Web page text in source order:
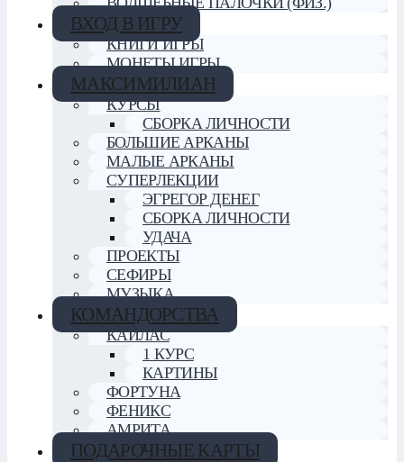
ВХОД В ИГРУ
КНИГИ ИГРЫ
МОНЕТЫ ИГРЫ
МАКСИМИЛИАН
КУРСЫ
СБОРКА ЛИЧНОСТИ
БОЛЬШИЕ АРКАНЫ
МАЛЫЕ АРКАНЫ
СУПЕРЛЕКЦИИ
ЭГРЕГОР ДЕНЕГ
СБОРКА ЛИЧНОСТИ
УДАЧА
ПРОЕКТЫ
СЕФИРЫ
МУЗЫКА
КОМАНДОРСТВА
КАЙЛАС
1 КУРС
КАРТИНЫ
ФОРТУНА
ФЕНИКС
АМРИТА
ПОДАРОЧНЫЕ КАРТЫ